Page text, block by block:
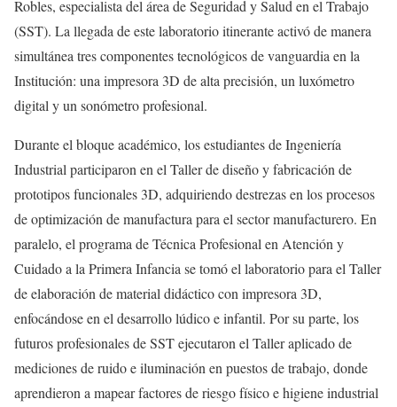
Robles, especialista del área de Seguridad y Salud en el Trabajo
(SST). La llegada de este laboratorio itinerante activó de manera
simultánea tres componentes tecnológicos de vanguardia en la
Institución: una impresora 3D de alta precisión, un luxómetro
digital y un sonómetro profesional.
Durante el bloque académico, los estudiantes de Ingeniería
Industrial participaron en el Taller de diseño y fabricación de
prototipos funcionales 3D, adquiriendo destrezas en los procesos
de optimización de manufactura para el sector manufacturero. En
paralelo, el programa de Técnica Profesional en Atención y
Cuidado a la Primera Infancia se tomó el laboratorio para el Taller
de elaboración de material didáctico con impresora 3D,
enfocándose en el desarrollo lúdico e infantil. Por su parte, los
futuros profesionales de SST ejecutaron el Taller aplicado de
mediciones de ruido e iluminación en puestos de trabajo, donde
aprendieron a mapear factores de riesgo físico e higiene industrial